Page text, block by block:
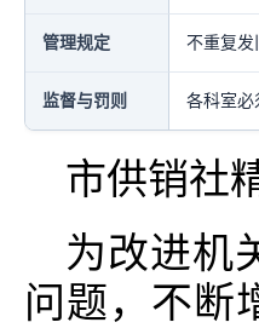
管理规定 不重复发
监督与罚则 各科室必
市供销社
为改进机
问题，不断